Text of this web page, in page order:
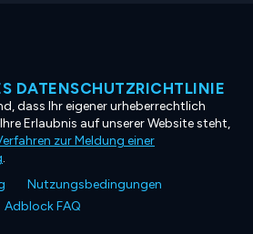
DATENSCHUTZRICHTLINIE
dass Ihr eigener urheberrechtlich
Erlaubnis auf unserer Website steht,
zur Meldung einer
.
Nutzungsbedingungen
Adblock FAQ